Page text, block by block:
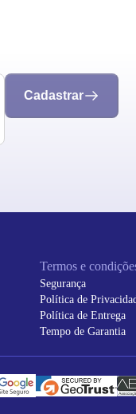
Cadastrar
Termos e
Segurança
Política de
Política de Entrega
Tempo de Garantia